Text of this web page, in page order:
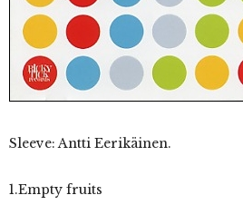
Sleeve: Antti Eerikäinen.
1.Empty fruits